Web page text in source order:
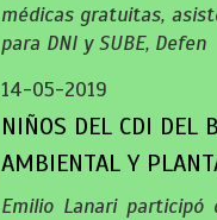
médicas gratuitas,
para DNI y SUBE, Defen
14-05-2019
NIÑOS DEL CDI DEL
AMBIENTAL Y
Emilio Lanari